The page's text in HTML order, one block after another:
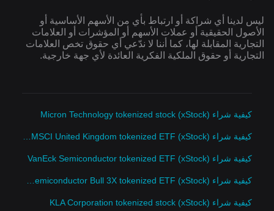
ليس لدينا أي شراكة أو ارتباط بأي من الأسهم الأساسية أو
الأصول الحقيقية أو عملات الأسهم أو المؤشرات أو العلامات
التجارية المقابلة لها، كما أننا لا ندّعي أي حقوق تخص العلامات
التجارية أو حقوق الملكية الفكرية العائدة لأي جهة خارجية.
كيفية شراء Micron Technology tokenized stock (xStock)
كيفية شراء VanEck Semiconductor tokenized ETF (xStock)
كيفية شراء KLA Corporation tokenized stock (xStock)